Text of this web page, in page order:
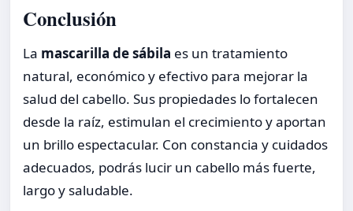
Conclusión
La mascarilla de sábila es un tratamiento
natural, económico y efectivo para mejorar la
salud del cabello. Sus propiedades lo fortalecen
desde la raíz, estimulan el crecimiento y aportan
un brillo espectacular. Con constancia y cuidados
adecuados, podrás lucir un cabello más fuerte,
largo y saludable.